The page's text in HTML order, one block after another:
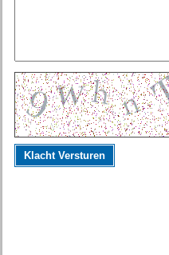
Klacht Versturen